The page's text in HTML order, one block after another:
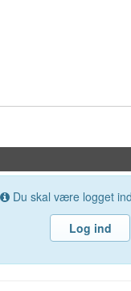
Du skal være logget
Log ind